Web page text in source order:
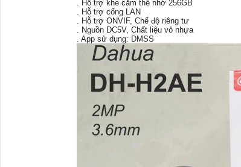
. Hỗ trợ khe cắm thẻ nhớ 256GB
. Hỗ trợ cổng LAN
. Hỗ trợ ONVIF, Chế độ riêng tư
. Nguồn DC5V, Chất liệu vỏ nhựa
. App sử dụng: DMSS